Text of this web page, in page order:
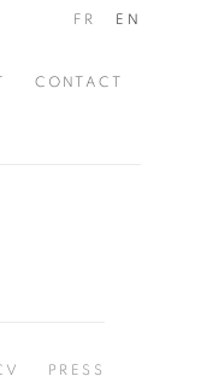
CONTACT
FR EN
PRESS